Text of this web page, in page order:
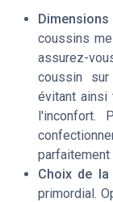
coussins
assurez-
coussin
évitant ainsi
l'inconfort.
parfaitement
Choix de
primordial.